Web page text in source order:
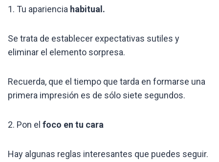
1. Tu apariencia habitual.
Se trata de establecer expectativas sutiles y
eliminar el elemento sorpresa.
Recuerda, que el tiempo que tarda en formarse una
primera impresión es de sólo siete segundos.
2. Pon el foco en tu cara
Hay algunas reglas interesantes que puedes seguir.